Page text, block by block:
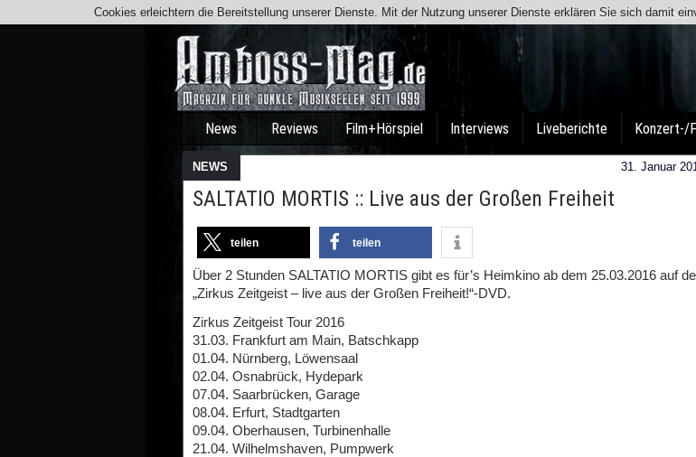
Team Kontakt
News Reviews Film+Hörspiel Interviews Liveberichte Konzert-/
NEWS 31. Januar
SALTATIO MORTIS :: Live aus der Großen Freiheit
teilen teilen
Über 2 Stunden SALTATIO MORTIS gibt es für’s Heimkino ab dem 25.03.2016 auf
„Zirkus Zeitgeist – live aus der Großen Freiheit!“-DVD.
Zirkus Zeitgeist Tour 2016
31.03. Frankfurt am Main, Batschkapp
01.04. Nürnberg, Löwensaal
02.04. Osnabrück, Hydepark
07.04. Saarbrücken, Garage
08.04. Erfurt, Stadtgarten
09.04. Oberhausen, Turbinenhalle
21.04. Wilhelmshaven, Pumpwerk
Cookies erleichtern die Bereitstellung unserer Dienste. Mit der Nutzung unserer Dienste erklären Sie sich damit